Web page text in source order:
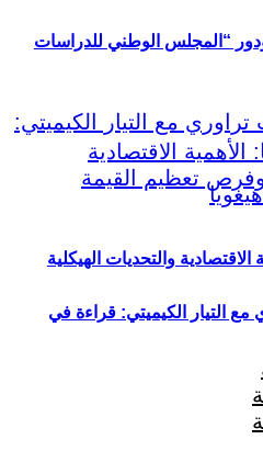
التيار الكيميتي: قراءة في
“المجلس الوطني للدراسات
والتحديات الهيكلية